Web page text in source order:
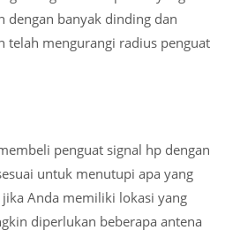
dengan banyak dinding dan
telah mengurangi radius penguat
penguat signal hp dengan
untuk menutupi apa yang
Anda memiliki lokasi yang
diperlukan beberapa antena